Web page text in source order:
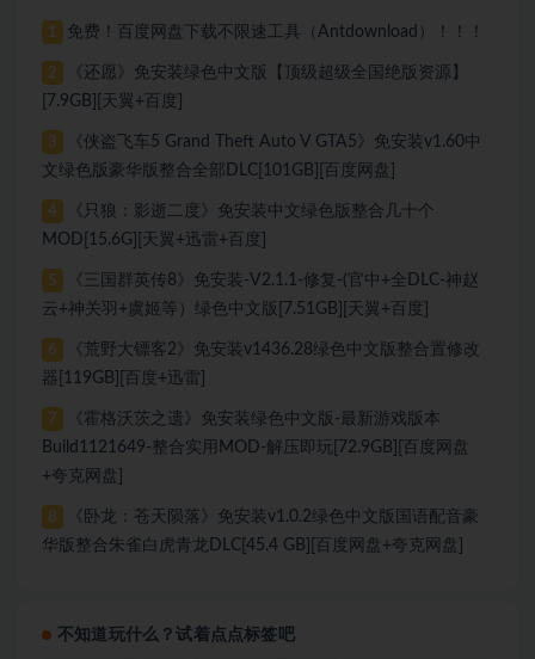
1 免费！百度网盘下载不限速工具（Antdownload）！！！
2
《还愿》免安装绿色中文版【顶级超级全国绝版资源】
[7.9GB][天翼+百度]
3
《侠盗飞车5 Grand Theft Auto V GTA5》免安装v1.60中
文绿色版豪华版整合全部DLC[101GB][百度网盘]
4
《只狼：影逝二度》免安装中文绿色版整合几十个
MOD[15.6G][天翼+迅雷+百度]
5
《三国群英传8》免安装-V2.1.1-修复-(官中+全DLC-神赵
云+神关羽+虞姬等）绿色中文版[7.51GB][天翼+百度]
6
《荒野大镖客2》免安装v1436.28绿色中文版整合置修改
器[119GB][百度+迅雷]
7
《霍格沃茨之遗》免安装绿色中文版-最新游戏版本
Build1121649-整合实用MOD-解压即玩[72.9GB][百度网盘
+夸克网盘]
8
《卧龙：苍天陨落》免安装v1.0.2绿色中文版国语配音豪
华版整合朱雀白虎青龙DLC[45.4 GB][百度网盘+夸克网盘]
不知道玩什么？试着点点标签吧